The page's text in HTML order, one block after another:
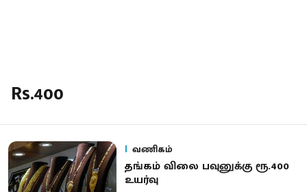
Rs.400
வணிகம்
தங்கம் விலை பவுனுக்கு ரூ.400
உயர்வு